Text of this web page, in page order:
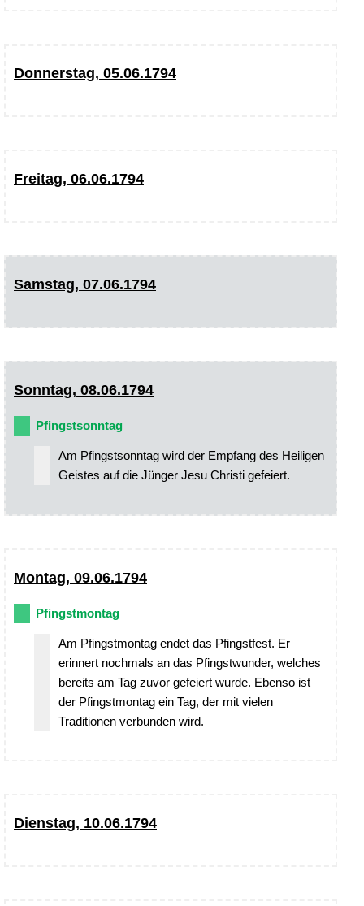
Donnerstag, 05.06.1794
Freitag, 06.06.1794
Samstag, 07.06.1794
Sonntag, 08.06.1794
Pfingstsonntag
Am Pfingstsonntag wird der Empfang des Heiligen
Geistes auf die Jünger Jesu Christi gefeiert.
Montag, 09.06.1794
Pfingstmontag
Am Pfingstmontag endet das Pfingstfest. Er
erinnert nochmals an das Pfingstwunder, welches
bereits am Tag zuvor gefeiert wurde. Ebenso ist
der Pfingstmontag ein Tag, der mit vielen
Traditionen verbunden wird.
Dienstag, 10.06.1794